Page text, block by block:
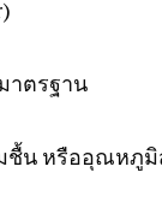
าตรฐาน
ชื้น หรืออุณหภูมิ